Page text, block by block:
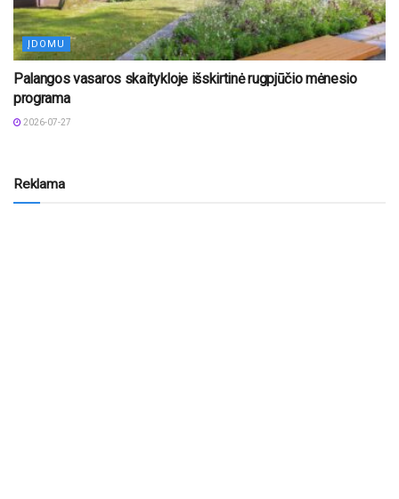
ĮDOMU
Palangos vasaros skaitykloje išskirtinė rugpjūčio mėnesio
programa
2026-07-27
Reklama